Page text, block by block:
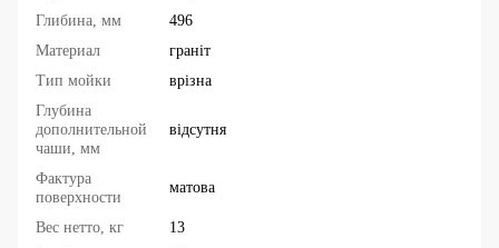
Глибина, мм
496
Материал
граніт
Тип мойки
врізна
Глубина
дополнительной
чаши, мм
відсутня
Фактура
поверхности
матова
Вес нетто, кг
13